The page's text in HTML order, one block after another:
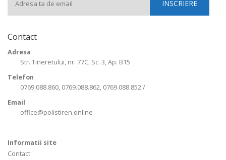
Contact
Adresa
Str. Tineretului, nr. 77C, Sc. 3, Ap. B15
Telefon
0769.088.860, 0769.088.862, 0769.088.852 /
Email
office@polistiren.online
Informatii site
Contact